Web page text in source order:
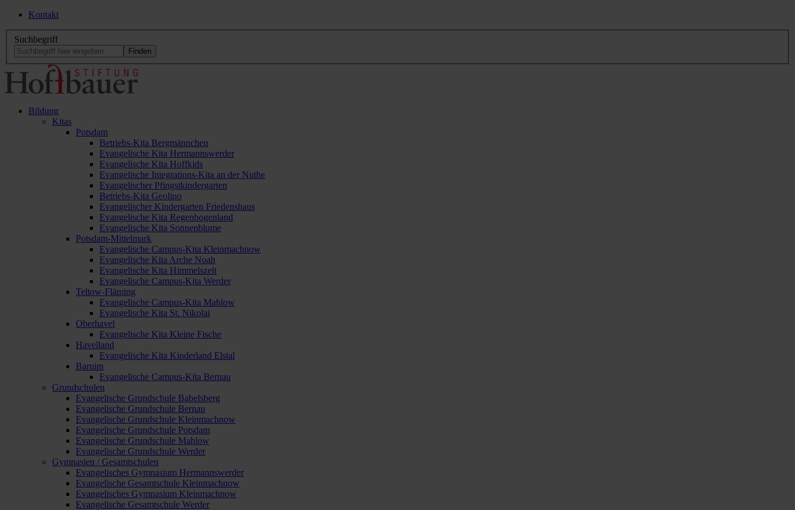
Kontakt
Suchbegriff
Bildung
Kitas
Potsdam
Betriebs-Kita Bergmännchen
Evangelische Kita Hermannswerder
Evangelische Kita Hoffkids
Evangelische Integrations-Kita an der Nuthe
Evangelischer Pfingstkindergarten
Betriebs-Kita Geolino
Evangelischer Kindergarten Friedenshaus
Evangelische Kita Regenbogenland
Evangelische Kita Sonnenblume
Potsdam-Mittelmark
Evangelische Campus-Kita Kleinmachnow
Evangelische Kita Arche Noah
Evangelische Kita Himmelszelt
Evangelische Campus-Kita Werder
Teltow-Fläming
Evangelische Campus-Kita Mahlow
Evangelische Kita St. Nikolai
Oberhavel
Evangelische Kita Kleine Fische
Havelland
Evangelische Kita Kinderland Elstal
Barnim
Evangelische Campus-Kita Bernau
Grundschulen
Evangelische Grundschule Babelsberg
Evangelische Grundschule Bernau
Evangelische Grundschule Kleinmachnow
Evangelische Grundschule Potsdam
Evangelische Grundschule Mahlow
Evangelische Grundschule Werder
Gymnasien / Gesamtschulen
Evangelisches Gymnasium Hermannswerder
Evangelische Gesamtschule Kleinmachnow
Evangelisches Gymnasium Kleinmachnow
Evangelische Gesamtschule Werder